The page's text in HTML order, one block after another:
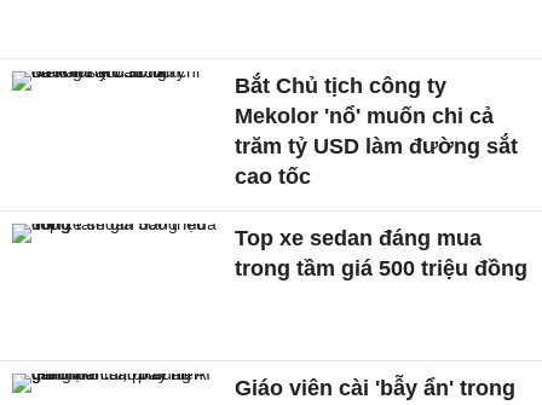
Bắt Chủ tịch công ty
Mekolor 'nổ' muốn chi cả
trăm tỷ USD làm đường sắt
cao tốc
Top xe sedan đáng mua
trong tầm giá 500 triệu đồng
Giáo viên cài 'bẫy ẩn' trong